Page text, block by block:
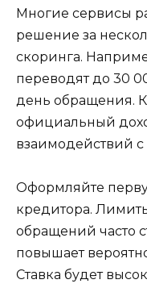
Многие сервисы
решение за
скоринга.
переводят до 30
день обращения.
официальный
взаимодействий
Оформляйте
кредитора.
обращений часто
повышает
Ставка будет